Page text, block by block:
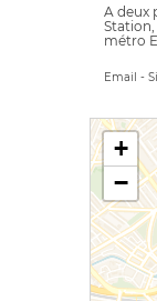
A deux
Station,
métro
Email -
+
−